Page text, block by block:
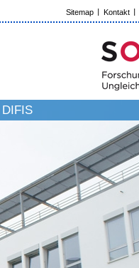
Sitemap Kontakt
DIFIS